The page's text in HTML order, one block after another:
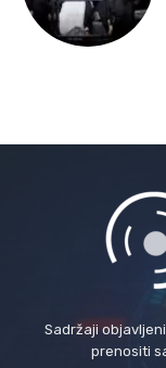
Sadržaji
prenositi